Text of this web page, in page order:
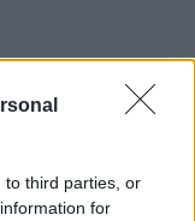
to third parties, or
for
από την